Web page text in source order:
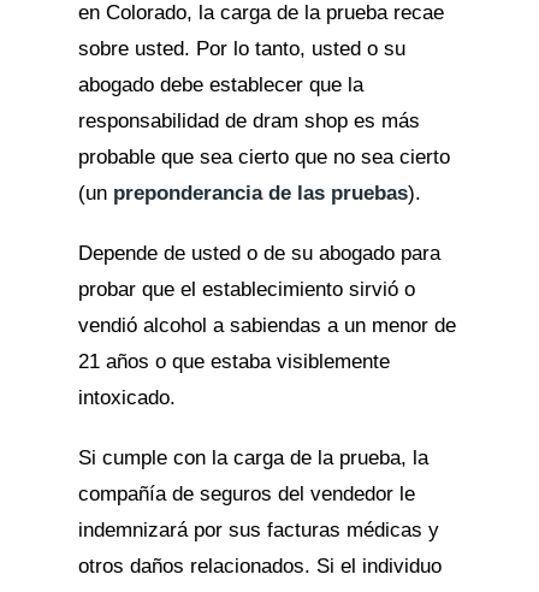
en Colorado, la carga de la prueba recae
sobre usted. Por lo tanto, usted o su
abogado debe establecer que la
responsabilidad de dram shop es más
probable que sea cierto que no sea cierto
(un preponderancia de las pruebas).
Depende de usted o de su abogado para
probar que el establecimiento sirvió o
vendió alcohol a sabiendas a un menor de
21 años o que estaba visiblemente
intoxicado.
Si cumple con la carga de la prueba, la
compañía de seguros del vendedor le
indemnizará por sus facturas médicas y
otros daños relacionados. Si el individuo